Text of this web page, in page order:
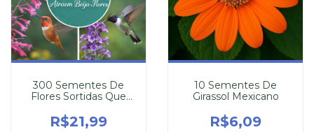
300 Sementes De
Flores Sortidas Que
R$21,99
10 Sementes De
Girassol Mexicano
R$6,09